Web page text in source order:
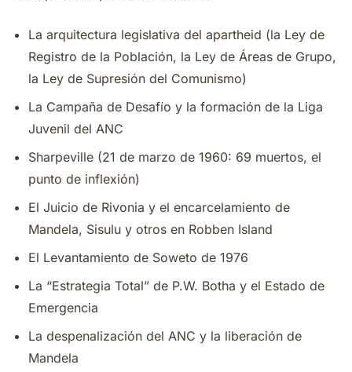
La arquitectura legislativa del apartheid (la Ley de
Registro de la Población, la Ley de Áreas de Grupo,
la Ley de Supresión del Comunismo)
La Campaña de Desafío y la formación de la Liga
Juvenil del ANC
Sharpeville (21 de marzo de 1960: 69 muertos, el
punto de inflexión)
El Juicio de Rivonia y el encarcelamiento de
Mandela, Sisulu y otros en Robben Island
El Levantamiento de Soweto de 1976
La “Estrategia Total” de P.W. Botha y el Estado de
Emergencia
La despenalización del ANC y la liberación de
Mandela